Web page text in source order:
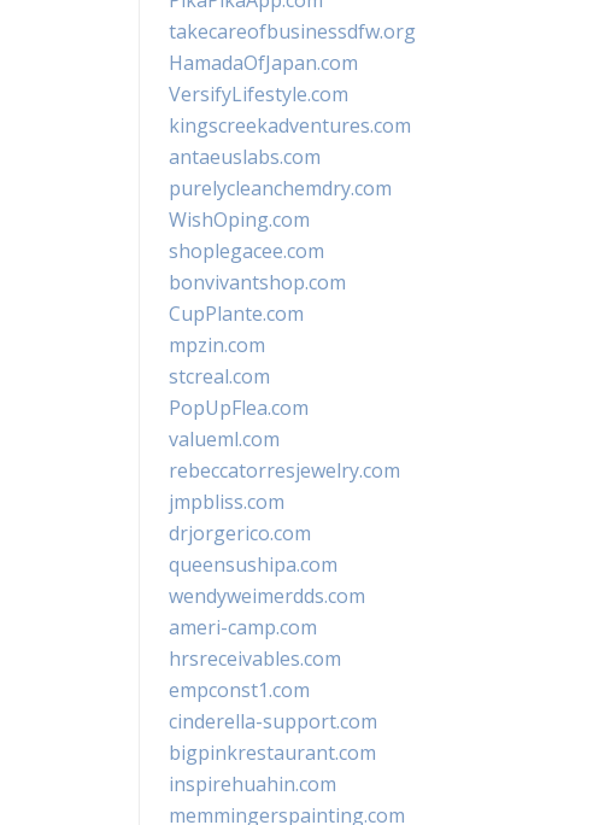
takecareofbusinessdfw.org
HamadaOfJapan.com
VersifyLifestyle.com
kingscreekadventures.com
antaeuslabs.com
purelycleanchemdry.com
WishOping.com
shoplegacee.com
bonvivantshop.com
CupPlante.com
mpzin.com
stcreal.com
PopUpFlea.com
valueml.com
rebeccatorresjewelry.com
jmpbliss.com
drjorgerico.com
queensushipa.com
wendyweimerdds.com
ameri-camp.com
hrsreceivables.com
empconst1.com
cinderella-support.com
bigpinkrestaurant.com
inspirehuahin.com
memmingerspainting.com